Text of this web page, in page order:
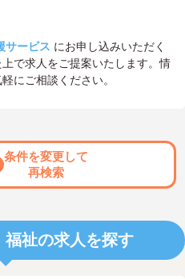
サービス にお申し込みいただく
で求人をご提案いたします。情
にご相談ください。
条件を変更して
再検索
祉の求人を探す